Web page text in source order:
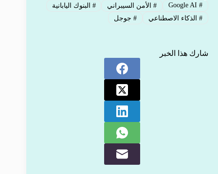
#
Google AI
#الأمن السيبراني # البنوك اليابانية
#الذكاء الاصطناعي #جوجل
شارك هذا الخبر